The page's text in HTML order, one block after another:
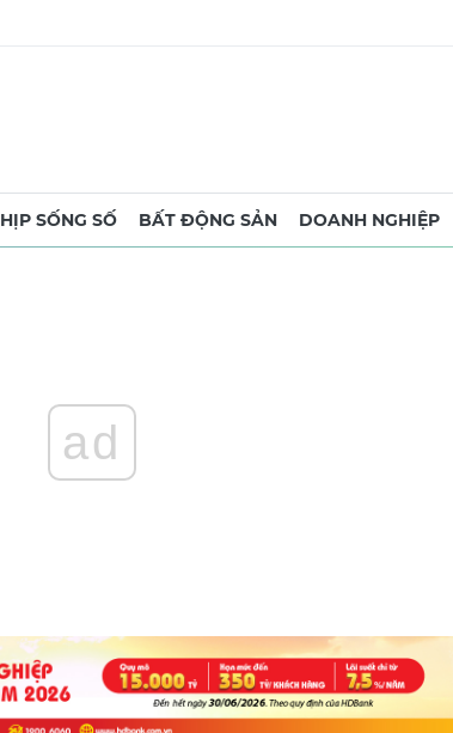
SỐNG SỐ BẤT ĐỘNG SẢN DOANH NGHIỆP
ad